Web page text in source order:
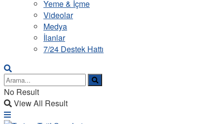
Yeme & İçme
Videolar
Medya
İlanlar
7/24 Destek Hattı
No Result
View All Result